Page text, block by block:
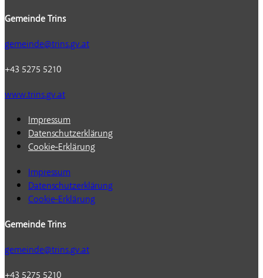
Gemeinde Trins
gemeinde@trins.gv.at
+43 5275 5210
www.trins.gv.at
Impressum
Datenschutzerklärung
Cookie-Erklärung
Impressum
Datenschutzerklärung
Cookie-Erklärung
Gemeinde Trins
gemeinde@trins.gv.at
+43 5275 5210